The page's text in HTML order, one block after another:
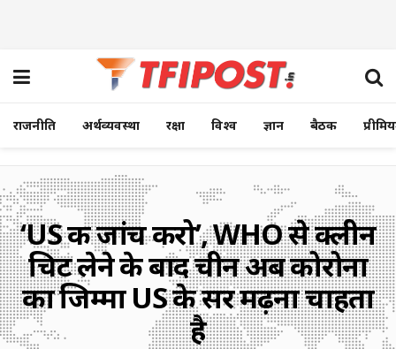
राजनीति अर्थव्यवस्था रक्षा विश्व ज्ञान बैठक
‘US की जांच करो’, WHO से क्लीन
चिट लेने के बाद चीन अब कोरोना
का जिम्मा US के सर मढ़ना चाहता
है